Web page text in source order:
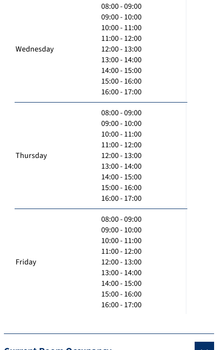
Wednesday
08:00 - 09:00
09:00 - 10:00
10:00 - 11:00
11:00 - 12:00
12:00 - 13:00
13:00 - 14:00
14:00 - 15:00
15:00 - 16:00
16:00 - 17:00
Thursday
08:00 - 09:00
09:00 - 10:00
10:00 - 11:00
11:00 - 12:00
12:00 - 13:00
13:00 - 14:00
14:00 - 15:00
15:00 - 16:00
16:00 - 17:00
Friday
08:00 - 09:00
09:00 - 10:00
10:00 - 11:00
11:00 - 12:00
12:00 - 13:00
13:00 - 14:00
14:00 - 15:00
15:00 - 16:00
16:00 - 17:00